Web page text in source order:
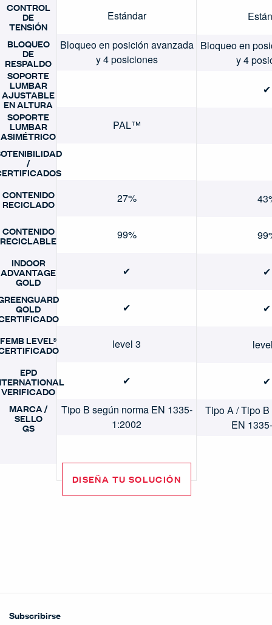
CONTROL
DE
TENSIÓN
BLOQUEO
DE
RESPALDO
SOPORTE
LUMBAR
AJUSTABLE
EN ALTURA
SOPORTE
LUMBAR
ASIMÉTRICO
/
CONTENIDO
RECICLADO
CONTENIDO
RECICLABLE
INDOOR
ADVANTAGE
GOLD
GOLD
FEMB LEVEL®
EPD
VERIFICADO
MARCA /
SELLO
GS
Estándar
Bloqueo en posición avanzada
y 4 posiciones
PAL™
27%
99%
✔
✔
level 3
✔
Tipo B según norma EN 1335-
1:2002
DISEÑA TU SOLUCIÓN
Bloqueo en
y 4
✔
✔
✔
✔
Tipo A / Tipo
EN
Subscribirse